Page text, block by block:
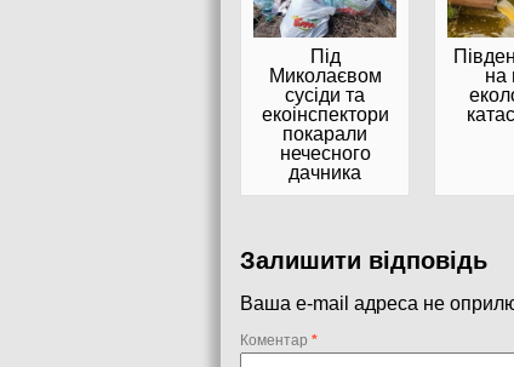
Під
Миколаєвом
сусіди та
екоінспектори
покарали
нечесного
дачника
на
Залишити відповідь
Ваша e-mail адреса не
Коментар *